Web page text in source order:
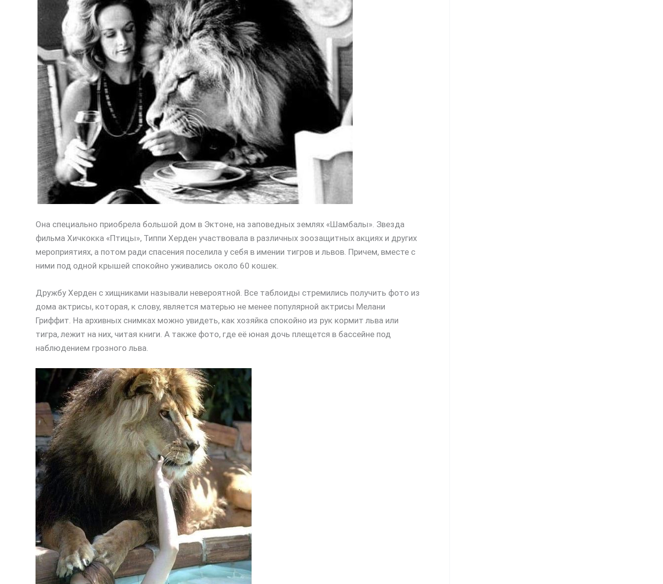
Она специально приобрела большой дом в Эктоне, на заповедных землях «Шамбалы». Звезда
фильма Хичкокка «Птицы», Типпи Херден участвовала в различных зоозащитных акциях и других
мероприятиях, а потом ради спасения поселила у себя в имении тигров и львов. Причем, вместе с
ними под одной крышей спокойно уживались около 60 кошек.
Дружбу Херден с хищниками называли невероятной. Все таблоиды стремились получить фото из
дома актрисы, которая, к слову, является матерью не менее популярной актрисы Мелани
Гриффит. На архивных снимках можно увидеть, как хозяйка спокойно из рук кормит льва или
тигра, лежит на них, читая книги. А также фото, где её юная дочь плещется в бассейне под
наблюдением грозного льва.